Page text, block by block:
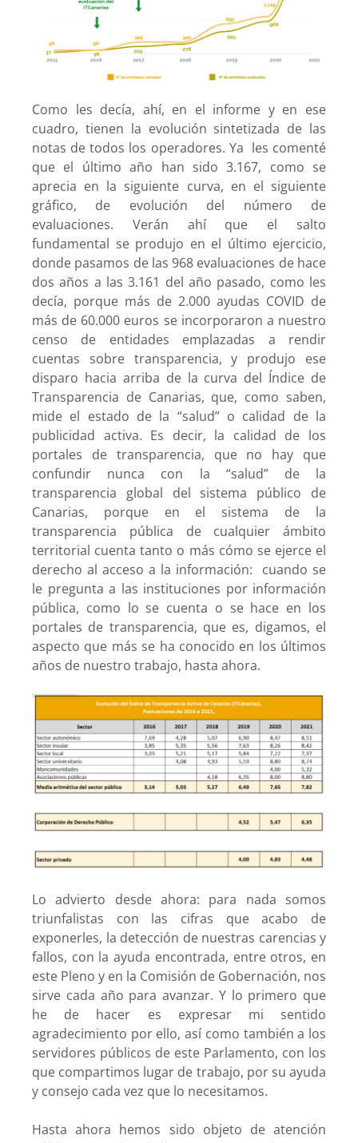
Como les decía, ahí, en el informe y en ese
cuadro, tienen la evolución sintetizada de las
notas de todos los operadores. Ya les comenté
que el último año han sido 3.167, como se
aprecia en la siguiente curva, en el siguiente
gráfico, de evolución del número de
evaluaciones. Verán ahí que el salto
fundamental se produjo en el último ejercicio,
donde pasamos de las 968 evaluaciones de hace
dos años a las 3.161 del año pasado, como les
decía, porque más de 2.000 ayudas COVID de
más de 60.000 euros se incorporaron a nuestro
censo de entidades emplazadas a rendir
cuentas sobre transparencia, y produjo ese
disparo hacia arriba de la curva del Índice de
Transparencia de Canarias, que, como saben,
mide el estado de la “salud” o calidad de la
publicidad activa. Es decir, la calidad de los
portales de transparencia, que no hay que
confundir nunca con la “salud” de la
transparencia global del sistema público de
Canarias, porque en el sistema de la
transparencia pública de cualquier ámbito
territorial cuenta tanto o más cómo se ejerce el
derecho al acceso a la información: cuando se
le pregunta a las instituciones por información
pública, como lo se cuenta o se hace en los
portales de transparencia, que es, digamos, el
aspecto que más se ha conocido en los últimos
años de nuestro trabajo, hasta ahora.
Lo advierto desde ahora: para nada somos
triunfalistas con las cifras que acabo de
exponerles, la detección de nuestras carencias y
fallos, con la ayuda encontrada, entre otros, en
este Pleno y en la Comisión de Gobernación, nos
sirve cada año para avanzar. Y lo primero que
he de hacer es expresar mi sentido
agradecimiento por ello, así como también a los
servidores públicos de este Parlamento, con los
que compartimos lugar de trabajo, por su ayuda
y consejo cada vez que lo necesitamos.
Hasta ahora hemos sido objeto de atención